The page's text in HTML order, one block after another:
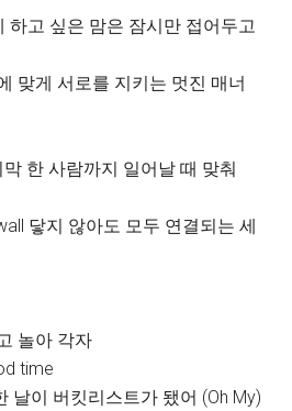
하고 싶은 맘은 잠시만 접어두고
맞게 서로를 지키는 멋진 매너
한 사람까지 일어날 때 맞춰
닿지 않아도 모두 연결되는 세
놀아 각자
time
날이 버킷리스트가 됐어 (Oh My)